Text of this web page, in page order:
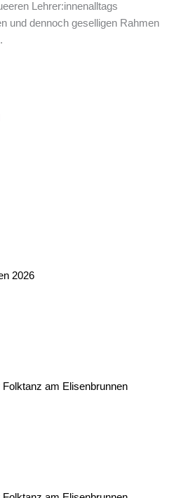
Lehrer:innenalltags
und dennoch geselligen Rahmen
2026
am Elisenbrunnen